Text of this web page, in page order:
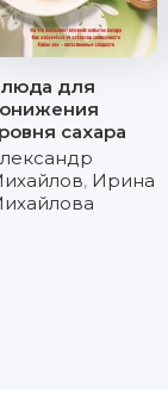
для
сахара
, Ирина